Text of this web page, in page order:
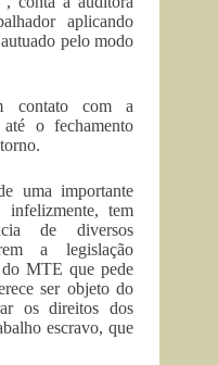
aplicando
pelo modo
contato com a
o fechamento
uma importante
tem
de diversos
a legislação
do MTE que pede
ser objeto do
os direitos dos
escravo, que